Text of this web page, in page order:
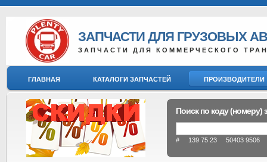
ЗАПЧАСТИ ДЛЯ ГРУЗОВЫХ
ЗАПЧАСТИ ДЛЯ КОММЕРЧЕСКОГО
ГЛАВНАЯ КАТАЛОГИ ЗАПЧАСТЕЙ ПРОИЗВОДИТЕЛИ
Поиск по коду (номеру)
# 139 75 23 50403 9506